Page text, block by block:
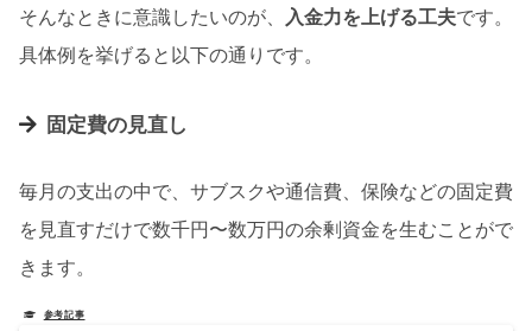
そんなときに意識したいのが、
入金力を上げる工夫です。
具体例を挙げると以下の通りです。
固定費の見直し
毎月の支出の中で、サブスクや通信費、保険などの固定費
を見直すだけで数千円〜数万円の余剰資金を生むことがで
きます。